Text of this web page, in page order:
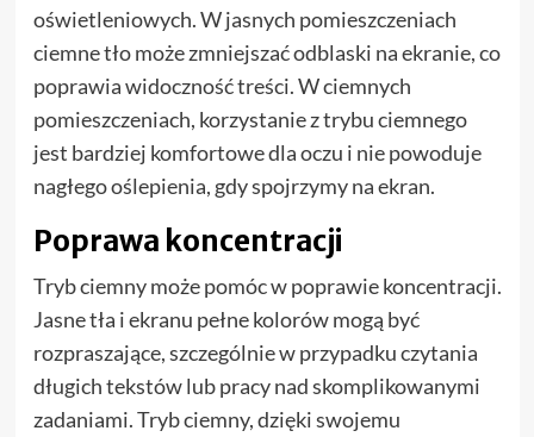
oświetleniowych. W jasnych pomieszczeniach
ciemne tło może zmniejszać odblaski na ekranie, co
poprawia widoczność treści. W ciemnych
pomieszczeniach, korzystanie z trybu ciemnego
jest bardziej komfortowe dla oczu i nie powoduje
nagłego oślepienia, gdy spojrzymy na ekran.
Poprawa koncentracji
Tryb ciemny może pomóc w poprawie koncentracji.
Jasne tła i ekranu pełne kolorów mogą być
rozpraszające, szczególnie w przypadku czytania
długich tekstów lub pracy nad skomplikowanymi
zadaniami. Tryb ciemny, dzięki swojemu